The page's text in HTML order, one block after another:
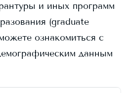
и иных программ
(graduate
ознакомиться с
данным